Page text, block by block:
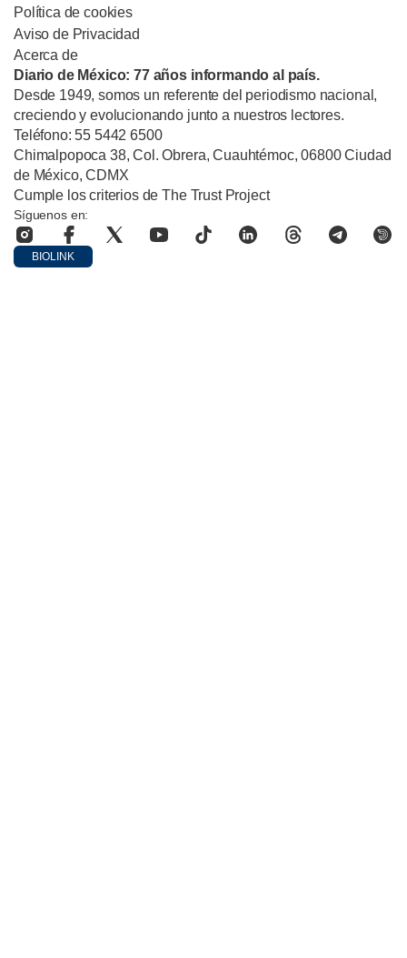
Política de cookies
Aviso de Privacidad
Acerca de
Diario de México: 77 años informando al país.
Desde 1949, somos un referente del periodismo nacional,
creciendo y evolucionando junto a nuestros lectores.
Teléfono: 55 5442 6500
Chimalpopoca 38, Col. Obrera, Cuauhtémoc, 06800 Ciudad
de México, CDMX
Cumple los criterios de The Trust Project
Síguenos en:
BIOLINK